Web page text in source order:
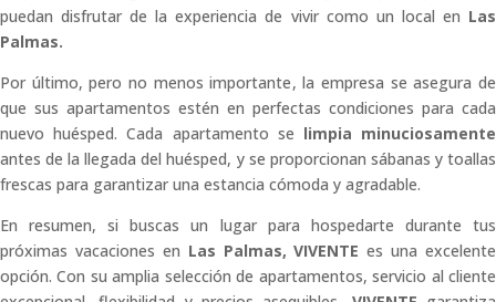
puedan disfrutar de la experiencia de vivir como un local en Las
Palmas.
Por último, pero no menos importante, la empresa se asegura de
que sus apartamentos estén en perfectas condiciones para cada
nuevo huésped. Cada apartamento se limpia minuciosamente
antes de la llegada del huésped, y se proporcionan sábanas y toallas
frescas para garantizar una estancia cómoda y agradable.
En resumen, si buscas un lugar para hospedarte durante tus
próximas vacaciones en Las Palmas, VIVENTE es una excelente
opción. Con su amplia selección de apartamentos, servicio al cliente